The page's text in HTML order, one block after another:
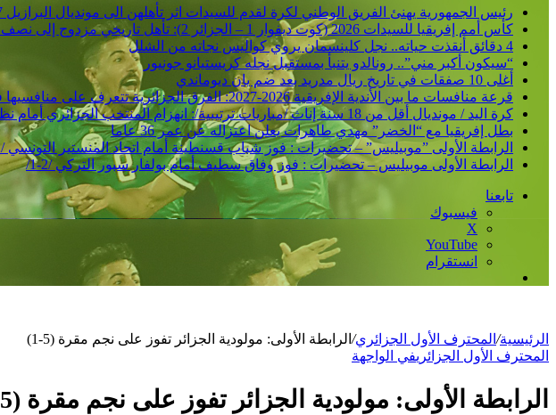
رئيس الجمهورية يهنئ الفريق الوطني لكرة لقدم للسيدات اثر تأهلهن الى مونديال البرازيل 2027 و إلى الدور نصف النهائي من كأس إفريقيا للأمم
كأس أمم إفريقيا للسيدات 2026 (كوت ديفوار 1 – الجزائر 2): تأهل تاريخي مزدوج إلى نصف النهائي وإلى نهائيات كأس العالم 2027
4 دقائق أنقذت حياته.. نجل كلينسمان يروي كواليس نجاته من الشلل
“سيكون أكبر مني”.. رونالدو يتنبأ بمستقبل نجله كريستيانو جونيور
أغلى 10 صفقات في تاريخ ريال مدريد بعد ضم يان ديوماندي
قرعة منافسات ما بين الأندية الإفريقية 2026-2027: الفرق الجزائرية تتعرف على منافسيها في الدورين التمهيديين
كرة اليد / مونديال أقل من 18 سنة إناث /مباريات ترتيبية/: انهزام المنتخب الجزائري أمام نظيره الأوزباكستاني /30-38/
بطل إفريقيا مع “الخضر” مهدي طاهرات يعلن اعتزاله عن عمر 36 عاما
الرابطة الأولى ”موبيليس” – تحضيرات : فوز شباب قسنطينة أمام اتحاد المنستير التونسي /2-0/
الرابطة الأولى موبيليس – تحضيرات : فوز وفاق سطيف أمام بولفار سبور التركي /2-1/
تابعنا
فيسبوك
‫X
‫YouTube
انستقرام
الرئيسية/ المحترف الأول الجزائري/ الرابطة الأولى: مولودية الجزائر تفوز على نجم مقرة (5-1)
المحترف الأول الجزائريفي الواجهة
الرابطة الأولى: مولودية الجزائر تفوز على نجم مقرة (5-1)